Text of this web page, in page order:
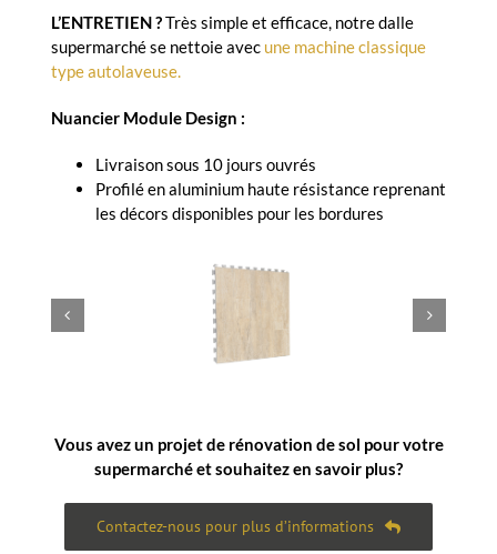
L’ENTRETIEN ?Très simple et efficace, notre dalle
supermarché se nettoie avec une machine classique
type autolaveuse.
Nuancier Module Design :
Livraison sous 10 jours ouvrés
Profilé en aluminium haute résistance reprenant
les décors disponibles pour les bordures
Vous avez un projet de rénovation de sol pour votre
supermarché et souhaitez en savoir plus?
Contactez-nous pour plus d’informations